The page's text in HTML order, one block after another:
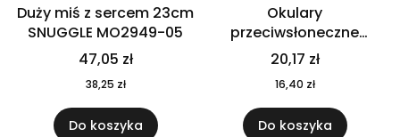
Duży miś z sercem 23cm
SNUGGLE MO2949-05
47,05 zł
38,25 zł
Do koszyka
Okulary
przeciwsłoneczne
CALIFORNIA TOUCH
MO9617-10
20,17 zł
16,40 zł
Do koszyka